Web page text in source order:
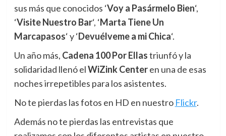
sus más que conocidos ‘Voy a Pasármelo Bien‘,
‘Visite Nuestro Bar‘, ‘Marta Tiene Un
Marcapasos‘ y ‘Devuélveme a mi Chica‘.
Un año más, Cadena 100 Por Ellastriunfó y la
solidaridad llenó elWiZink Centeren una de esas
noches irrepetibles para los asistentes.
No te pierdas las fotos en HD en nuestro Flickr.
Además no te pierdas las entrevistas que